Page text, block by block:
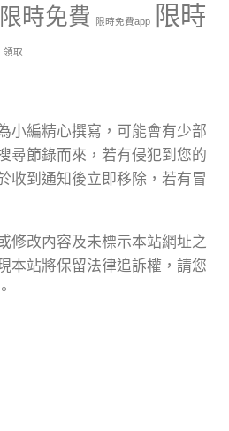
限時免費 限時免費app
限時
領取
小編精心撰寫，可能會有少部
尋節錄而來，若有侵犯到您的
收到通知後立即移除，若有冒
修改內容及未標示本站網址之
本站將保留法律追訴權，請您